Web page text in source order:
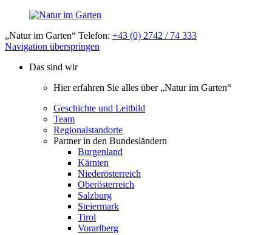
„Natur im Garten“ Telefon: +43 (0) 2742 / 74 333
Navigation überspringen
Das sind wir
Hier erfahren Sie alles über „Natur im Garten“
Geschichte und Leitbild
Team
Regionalstandorte
Partner in den Bundesländern
Burgenland
Kärnten
Niederösterreich
Oberösterreich
Salzburg
Steiermark
Tirol
Vorarlberg